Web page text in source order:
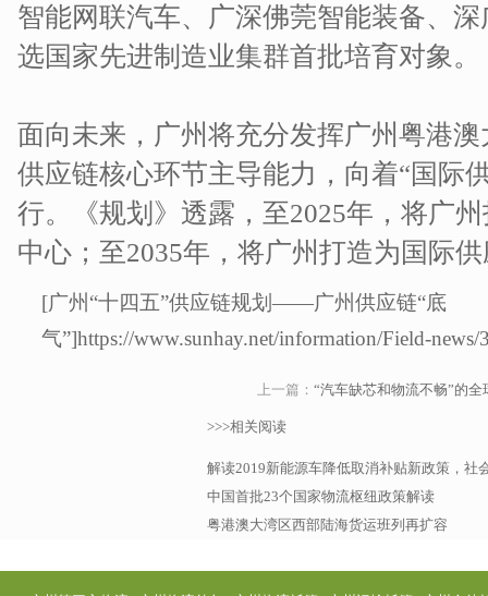
智能网联汽车、广深佛莞智能装备、
选国家先进制造业集群首批培育对象。
面向未来，广州将充分发挥广州粤港
供应链核心环节主导能力，向着“国际
行。《规划》透露，至2025年，将广
中心；至2035年，将广州打造为国际
[广州“十四五”供应链规划——广州供应链“底
气”]https://www.sunhay.net/information/Field-news/
上一篇： “汽车缺芯和物流不畅”的全
>>>相关阅读
解读2019新能源车降低取消补贴新政策，社
中国首批23个国家物流枢纽政策解读
粤港澳大湾区西部陆海货运班列再扩容